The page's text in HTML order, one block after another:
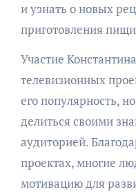
и узнать о новых
приготовления
Участие
телевизионных
его популярность,
делиться своими
аудиторией.
проектах, многие
мотивацию для